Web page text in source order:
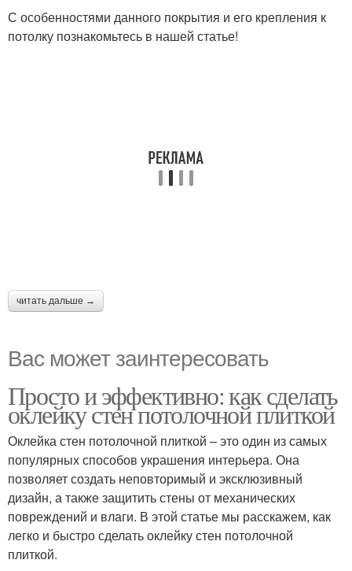
С особенностями данного покрытия и его крепления к
потолку познакомьтесь в нашей статье!
читать дальше →
Вас может заинтересовать
Просто и эффективно: как сделать
оклейку стен потолочной плиткой
Оклейка стен потолочной плиткой – это один из самых
популярных способов украшения интерьера. Она
позволяет создать неповторимый и эксклюзивный
дизайн, а также защитить стены от механических
повреждений и влаги. В этой статье мы расскажем, как
легко и быстро сделать оклейку стен потолочной
плиткой.